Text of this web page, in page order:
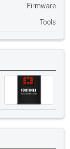
Firmware
Tools